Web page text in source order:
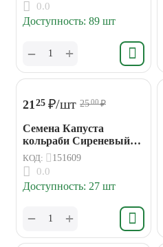
0.0
Доступность: 89 шт
+
−
21 25 ₽/шт 2500 ₽
Семена Капуста
кольраби Сиреневый
туман 0,5гр Аэлита
КОД: 151609
0.0
Доступность: 27 шт
+
−